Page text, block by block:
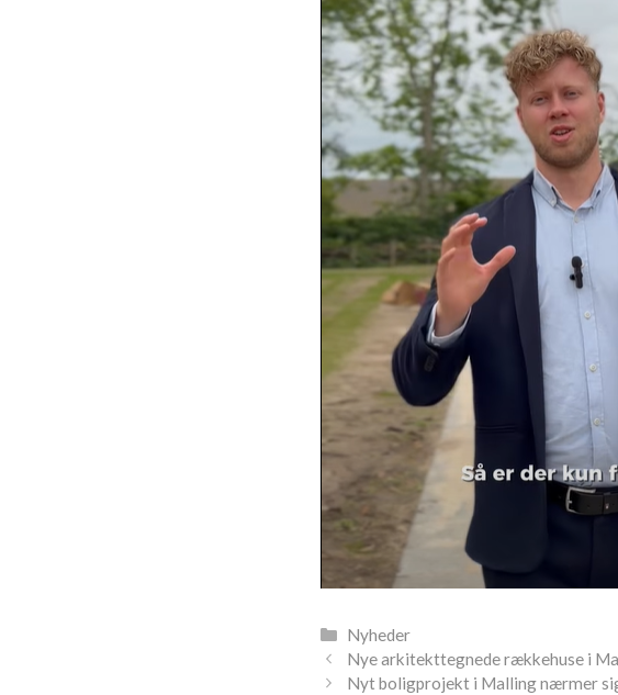
Kategorier
Nyheder
Nye arkitekttegnede rækkehuse i
Nyt boligprojekt i Malling nærmer